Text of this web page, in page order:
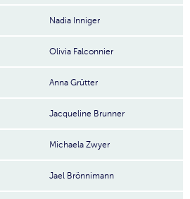
Nadia Inniger
Olivia Falconnier
Anna Grütter
Jacqueline Brunner
Michaela Zwyer
Jael Brönnimann